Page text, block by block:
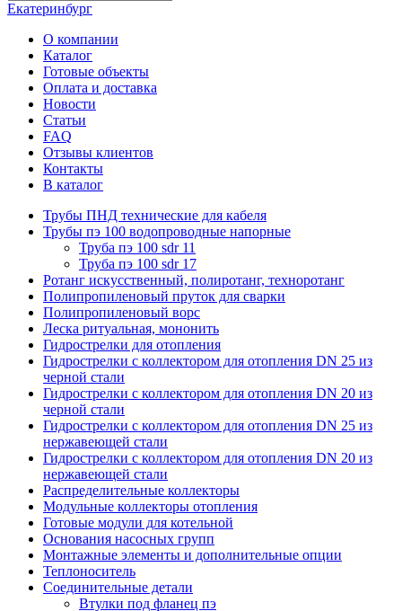
Екатеринбург
О компании
Каталог
Готовые объекты
Оплата и доставка
Новости
Статьи
FAQ
Отзывы клиентов
Контакты
В каталог
Трубы ПНД технические для кабеля
Трубы пэ 100 водопроводные напорные
Труба пэ 100 sdr 11
Труба пэ 100 sdr 17
Ротанг искусственный, полиротанг, техноротанг
Полипропиленовый пруток для сварки
Полипропиленовый ворс
Леска ритуальная, мононить
Гидрострелки для отопления
Гидрострелки с коллектором для отопления DN 25 из
черной стали
Гидрострелки с коллектором для отопления DN 20 из
черной стали
Гидрострелки с коллектором для отопления DN 25 из
нержавеющей стали
Гидрострелки с коллектором для отопления DN 20 из
нержавеющей стали
Распределительные коллекторы
Модульные коллекторы отопления
Готовые модули для котельной
Основания насосных групп
Монтажные элементы и дополнительные опции
Теплоноситель
Соединительные детали
Втулки под фланец пэ